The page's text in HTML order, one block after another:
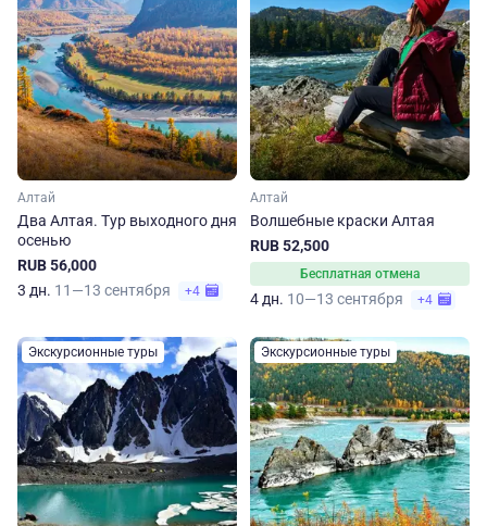
Алтай
Два Алтая. Тур выходного дня
осенью
RUB 56,000
3 дн. 11—13 сентября +4
Алтай
Волшебные краски Алтая
RUB 52,500
Бесплатная отмена
4 дн. 10—13 сентября +4
Экскурсионные туры Экскурсионные туры